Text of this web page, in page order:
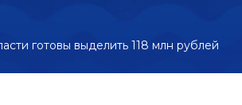
готовы выделить 118 млн рублей